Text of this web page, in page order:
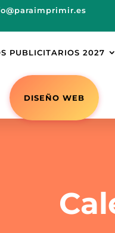
PUBLICITARIOS 2027
DISEÑO WEB